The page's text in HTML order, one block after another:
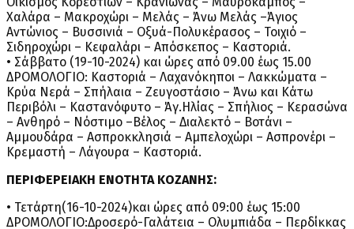
Χαλάρα – Μακροχώρι – Μελάς – Άνω Μελάς –Άγιος
Αντώνιος – Βυσσινιά – Οξυά-Πολυκέρασος – Τοιχιό –
Σιδηροχώρι – Κεφαλάρι – Απόσκεπος – Καστοριά.
• Σάββατο (19-10-2024) και ώρες από 09.00 έως 15.00
ΔΡΟΜΟΛΟΓΙΟ: Καστοριά – Λαχανόκηποι – Λακκώματα –
Κρύα Νερά – Σπήλαια – Ζευγοστάσιο – Άνω και Κάτω
Περιβόλι – Καστανόφυτο – Άγ.Ηλίας – Σπήλιος – Κερασώνα
– Ανθηρό – Νόστιμο –Βέλος – Διαλεκτό – Βοτάνι –
Αμμουδάρα – Ασπροκκλησιά – Αμπελοχώρι – Ασπρονέρι –
Κρεμαστή – Λάγουρα – Καστοριά.
ΠΕΡΙΦΕΡΕΙΑΚΗ ΕΝΟΤΗΤΑ ΚΟΖΑΝΗΣ:
• Τετάρτη(16-10-2024)και ώρες από 09:00 έως 15:00
ΔΡΟΜΟΛΟΓΙΟ:Δροσερό-Γαλάτεια – Ολυμπιάδα – Περδίκκας